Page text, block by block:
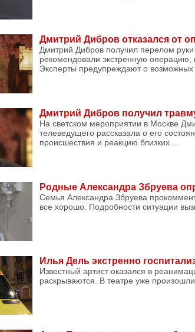
Дмитрий Дибров отказался от
Дмитрий Дибров получил перелом
рекомендовали экстренную операцию,
Эксперты предупреждают о возможных
Дмитрий Дибров получил
На светском мероприятии в Москве
телеведущего рассказала о его
происшествия и реакцию близких....
Родные Александра Збруева
Семья Александра Збруева
все хорошо. Подробности ситуации
Илья Дель экстренно
Известный артист оказался в
раскрываются. В театре уже